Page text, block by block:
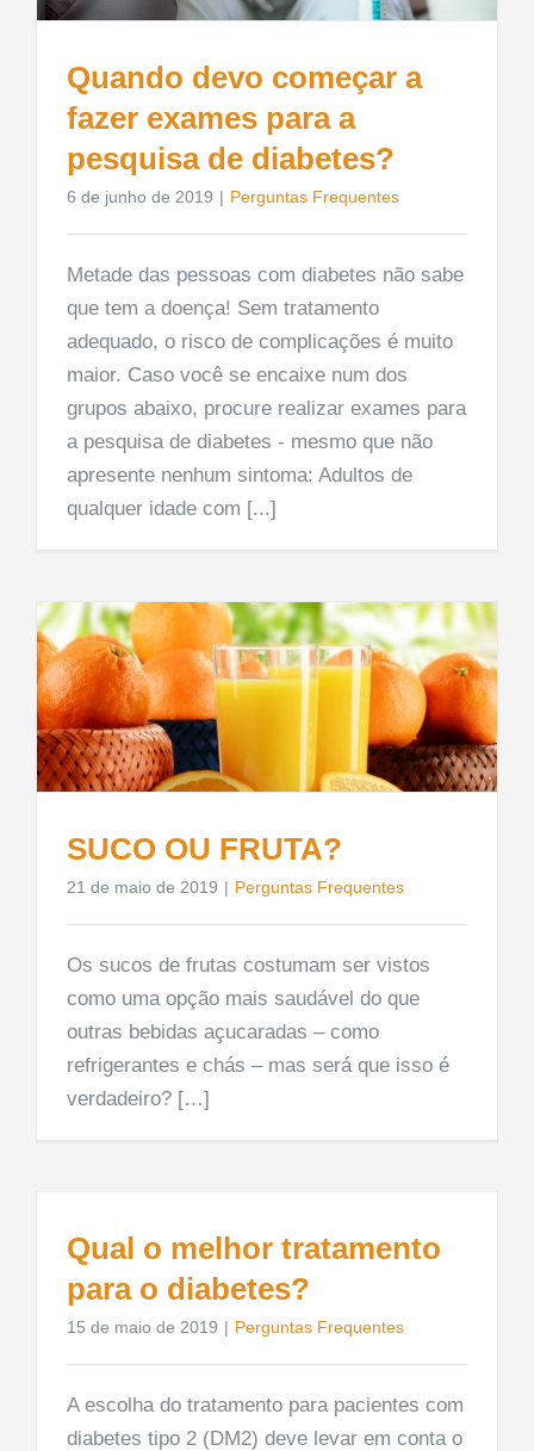
Quando devo começar a
fazer exames para a
pesquisa de diabetes?
6 de junho de 2019 | Perguntas Frequentes
Metade das pessoas com diabetes não sabe
que tem a doença! Sem tratamento
adequado, o risco de complicações é muito
maior. Caso você se encaixe num dos
grupos abaixo, procure realizar exames para
a pesquisa de diabetes - mesmo que não
apresente nenhum sintoma: Adultos de
qualquer idade com [...]
SUCO OU FRUTA?
21 de maio de 2019 | Perguntas Frequentes
Os sucos de frutas costumam ser vistos
como uma opção mais saudável do que
outras bebidas açucaradas – como
refrigerantes e chás – mas será que isso é
verdadeiro? […]
Qual o melhor tratamento
para o diabetes?
15 de maio de 2019 | Perguntas Frequentes
A escolha do tratamento para pacientes com
diabetes tipo 2 (DM2) deve levar em conta o